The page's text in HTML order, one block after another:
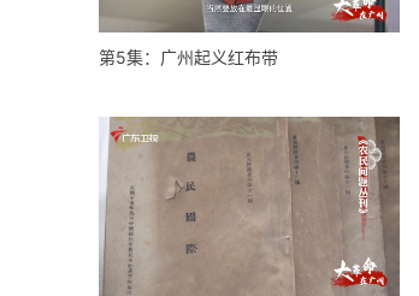
第5集：广州起义红布带